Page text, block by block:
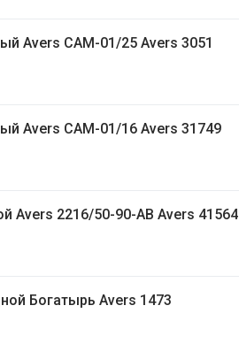
Avers CAM-01/25 Avers 3051
Avers CAM-01/16 Avers 31749
Avers 2216/50-90-AB Avers 41564
Богатырь Avers 1473